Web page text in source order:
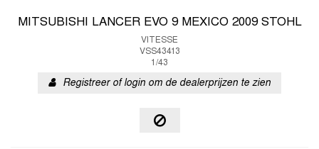
MITSUBISHI LANCER EVO 9 MEXICO 2009 STOHL
VITESSE
VSS43413
1/43
Registreer of login om de dealerprijzen te zien